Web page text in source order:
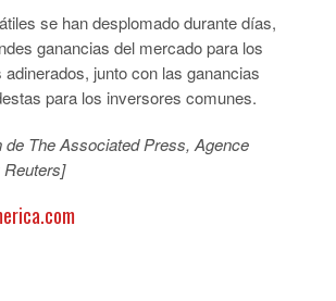
se han desplomado durante días,
ganancias del mercado para los
junto con las ganancias
para los inversores comunes.
de The Associated Press, Agence